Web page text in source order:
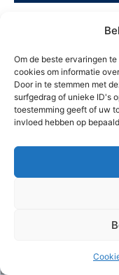
Om de beste ervaringen
cookies om informatie
Door in te stemmen met
surfgedrag of unieke ID's
toestemming geeft of uw
invloed hebben op
IJzerwaren ‘t
BTW: BE0411.632.267